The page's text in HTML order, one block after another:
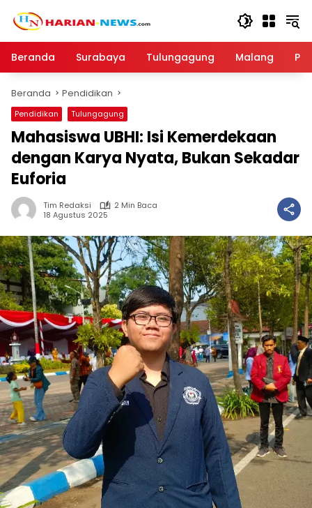
Beranda
Surabaya Tulungagung Malang
Beranda Pendidikan
Pendidikan Tulungagung
Mahasiswa UBHI: Isi Kemerdekaan
dengan Karya Nyata, Bukan Sekadar
Euforia
Tim Redaksi
2 Min Baca
18 Agustus 2025